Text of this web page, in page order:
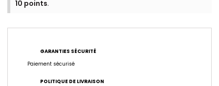
10 points.
GARANTIES SÉCURITÉ
Paiement sécurisé
POLITIQUE DE LIVRAISON